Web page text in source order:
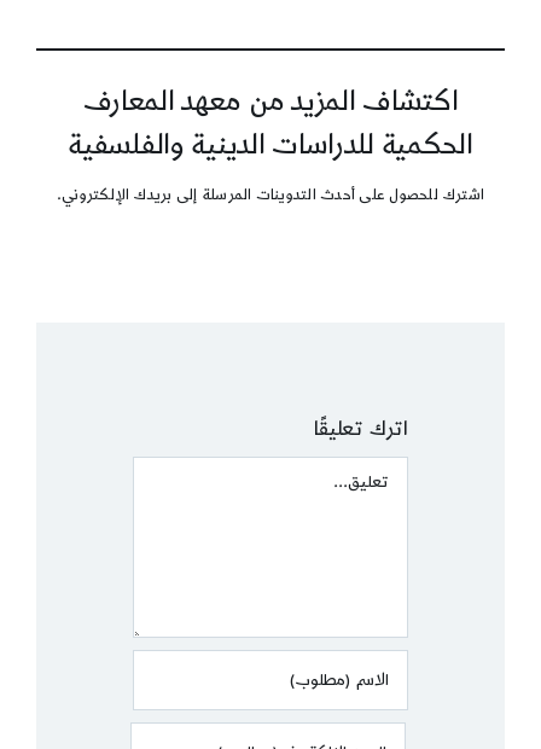
اكتشاف المزيد من معهد المعارف
الحكمية للدراسات الدينية والفلسفية
اشترك للحصول على أحدث التدوينات المرسلة إلى بريدك الإلكتروني.
اترك تعليقًا
Comment